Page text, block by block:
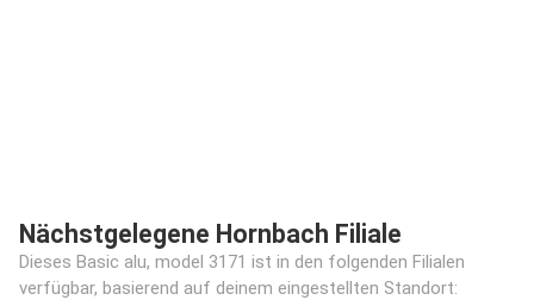
Nächstgelegene Hornbach Filiale
Dieses Basic alu, model 3171 ist in den folgenden Filialen
verfügbar, basierend auf deinem eingestellten Standort: